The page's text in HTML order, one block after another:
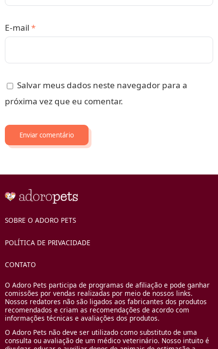
E-mail *
Salvar meus dados neste navegador para a
próxima vez que eu comentar.
SOBRE O ADORO PETS
POLÍTICA DE PRIVACIDADE
CONTATO
O Adoro Pets participa de programas de afiliação e pode ganhar
comissões por vendas realizadas por meio de nossos links.
Nossos redatores não são ligados aos fabricantes dos produtos
recomendados e criam as recomendações de acordo com
informações técnicas e avaliações dos produtos.
O Adoro Pets não deve ser utilizado como substituto de uma
consulta ou avaliação de um médico veterinário. Nosso intuito é